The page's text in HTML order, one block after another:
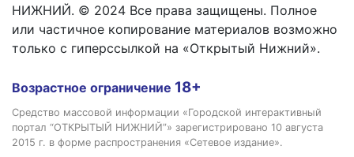
НИЖНИЙ. © 2024 Все права защищены. Полное
или частичное копирование материалов возможно
только с гиперссылкой на «Открытый Нижний».
Возрастное ограничение 18+
Средство массовой информации «Городской интерактивный
портал “ОТКРЫТЫЙ НИЖНИЙ”» зарегистрировано 10 августа
2015 г. в форме распространения «Сетевое издание».